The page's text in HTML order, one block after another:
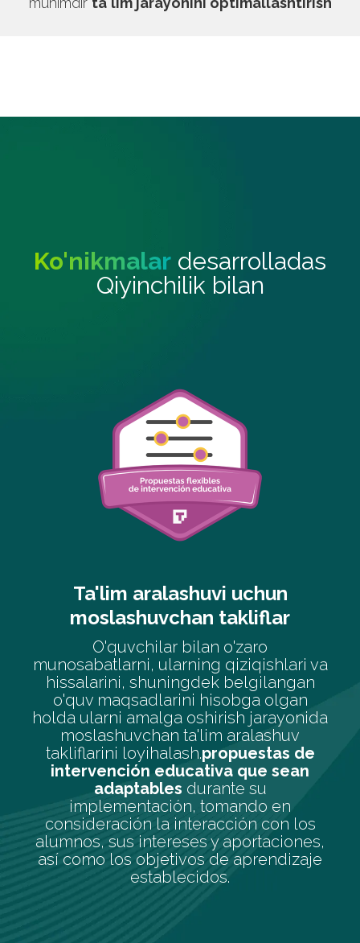
Ko'nikmalar desarrolladas
Qiyinchilik bilan
Turli xillikning
O'rnatish tarkibning
vaqti, kundalik hayotning
tabiiyligini hamda
mavjud bo'lgan xilma-
olgan holda.
va
olgan
jarayonida
de
que sean
con los